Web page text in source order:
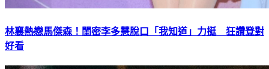
林襄熱戀馬傑森！閨密李多慧脫口「我知道」力挺 狂讚登對